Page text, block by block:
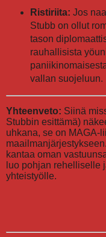
Ristiriita: Jos
Stubb on ollut
tason
rauhallisista
vallan suojeluun.
Yhteenveto: Siinä
Stubbin esittämä)
uhkana, se on MAGA-
kantaa oman
luo pohjan rehelliselle
yhteistyölle.